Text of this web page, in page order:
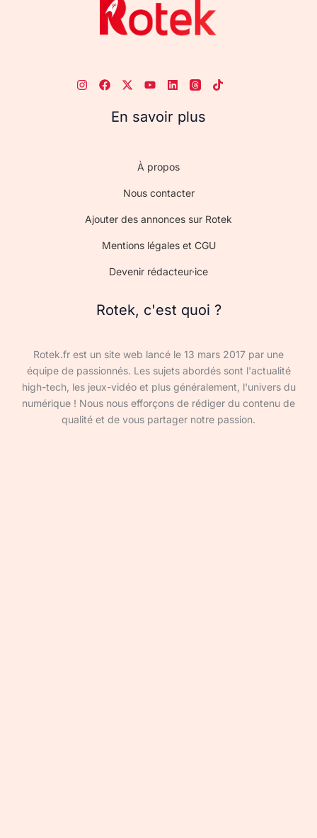
En savoir plus
À propos
Nous contacter
Ajouter des annonces sur Rotek
Mentions légales et CGU
Devenir rédacteur·ice
Rotek, c'est quoi ?
Rotek.fr est un site web lancé le 13 mars 2017 par une
équipe de passionnés. Les sujets abordés sont l'actualité
high-tech, les jeux-vidéo et plus généralement, l'univers du
numérique ! Nous nous efforçons de rédiger du contenu de
qualité et de vous partager notre passion.